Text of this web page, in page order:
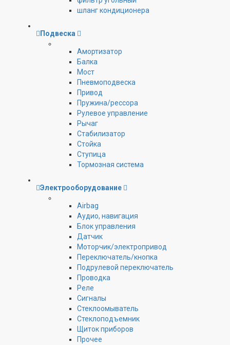
шланг кондиционера
Подвеска
Амортизатор
Балка
Мост
Пневмоподвеска
Привод
Пружина/рессора
Рулевое управление
Рычаг
Стабилизатор
Стойка
Ступица
Тормозная система
Электрооборудование
Airbag
Аудио, навигация
Блок управления
Датчик
Моторчик/электропривод
Переключатель/кнопка
Подрулевой переключатель
Проводка
Реле
Сигналы
Стеклоомыватель
Стеклоподъемник
Щиток приборов
Прочее